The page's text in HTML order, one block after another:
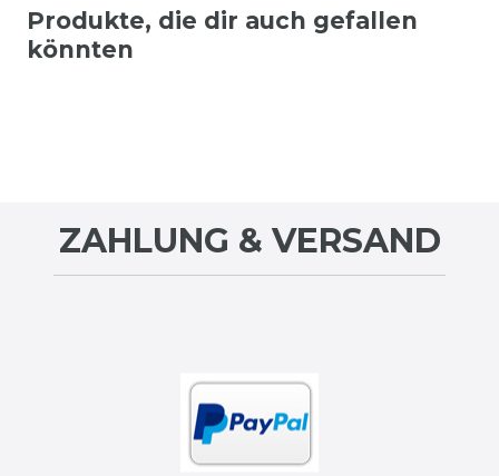
Produkte, die dir auch gefallen
könnten
ZAHLUNG & VERSAND